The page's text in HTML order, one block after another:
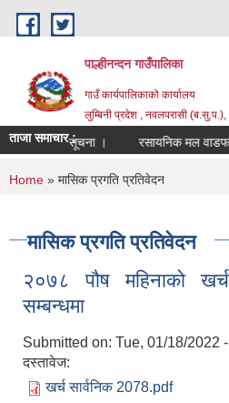
Skip to main content
पाल्हीनन्दन गाउँपालिका
गाउँ कार्यपालिकाको कार्यालय
लुम्बिनी प्रदेश , नवलपरासी
ताजा समाचार :
सम्बन्धी सूचना । रसायनिक मल
You are here
Home » मासिक प्रगति प्रतिवेदन
मासिक प्रगति प्रतिवेदन
२०७८ पौष महिनाको
सम्बन्धमा
Submitted on: Tue, 01/18/2022
दस्तावेज:
खर्च सार्वनिक 2078.pdf